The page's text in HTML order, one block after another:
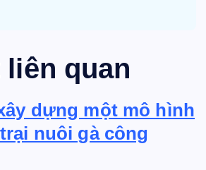
quan
dựng một mô hình
nuôi gà công